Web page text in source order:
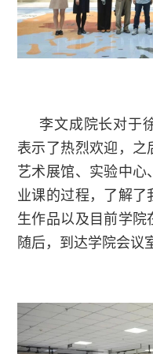
李文成院长对于
表示了热烈欢迎，之
艺术展馆、实验中心
业课的过程，了解了
生作品以及目前学院
随后，到达学院会议